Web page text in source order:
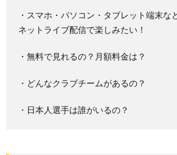
・スマホ・パソコン・タブレット端末な
ネットライブ配信で楽しみたい！
・無料で見れるの？月額料金は？
・どんなクラブチームがあるの？
・日本人選手は誰がいるの？